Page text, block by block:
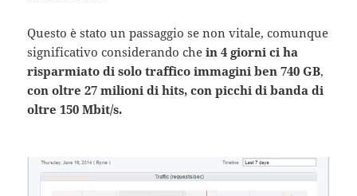
Questo è stato un passaggio se non vitale, comunque
significativo considerando che in 4 giorni ci ha
risparmiato di solo traffico immagini ben 740 GB,
con oltre 27 milioni di hits, con picchi di banda di
oltre 150 Mbit/s.